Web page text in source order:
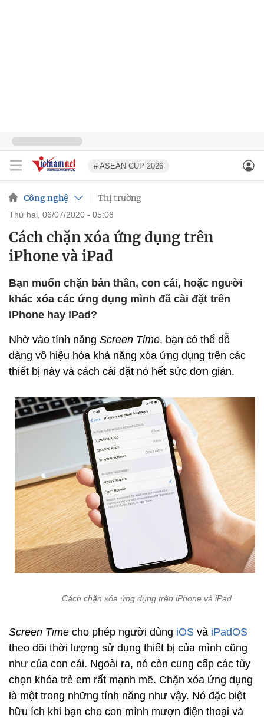
# ASEAN CUP 2026
Công nghệ Thị trường
thứ hai, 06/07/2020 - 05:08
Cách chặn xóa ứng dụng trên
iPhone và iPad
Bạn muốn chặn bản thân, con cái, hoặc người
khác xóa các ứng dụng mình đã cài đặt trên
iPhone hay iPad?
Nhờ vào tính năng Screen Time, bạn có thể dễ
dàng vô hiệu hóa khả năng xóa ứng dụng trên các
thiết bị này và cách cài đặt nó hết sức đơn giản.
Cách chặn xóa ứng dụng trên iPhone và iPad
Screen Time cho phép người dùng iOS và iPadOS
theo dõi thời lượng sử dụng thiết bị của mình cũng
như của con cái. Ngoài ra, nó còn cung cấp các tùy
chọn khóa trẻ em rất mạnh mẽ. Chặn xóa ứng dụng
là một trong những tính năng như vậy. Nó đặc biệt
hữu ích khi bạn cho con mình mượn điện thoại và